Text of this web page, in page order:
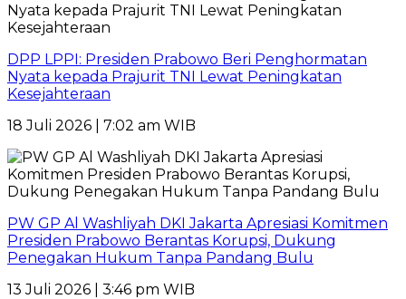
DPP LPPI: Presiden Prabowo Beri Penghormatan
Nyata kepada Prajurit TNI Lewat Peningkatan
Kesejahteraan
18 Juli 2026 | 7:02 am WIB
PW GP Al Washliyah DKI Jakarta Apresiasi Komitmen
Presiden Prabowo Berantas Korupsi, Dukung
Penegakan Hukum Tanpa Pandang Bulu
13 Juli 2026 | 3:46 pm WIB